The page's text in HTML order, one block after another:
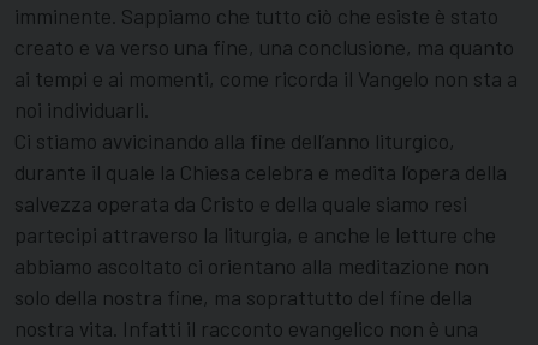
imminente. Sappiamo che tutto ciò che esiste è stato
creato e va verso una fine, una conclusione, ma quanto
ai tempi e ai momenti, come ricorda il Vangelo non sta a
noi individuarli.
Ci stiamo avvicinando alla fine dell’anno liturgico,
durante il quale la Chiesa celebra e medita l’opera della
salvezza operata da Cristo e della quale siamo resi
partecipi attraverso la liturgia, e anche le letture che
abbiamo ascoltato ci orientano alla meditazione non
solo della nostra fine, ma soprattutto del fine della
nostra vita. Infatti il racconto evangelico non è una